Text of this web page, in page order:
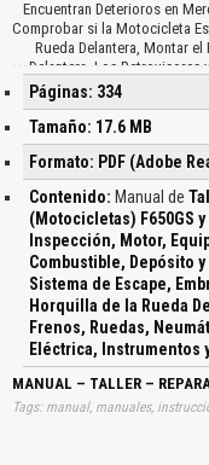
Páginas: 334
Tamaño: 17.6 MB
Formato: PDF (Adobe
Contenido: Manual de
(Motocicletas) F650GS y
Inspección, Motor,
Combustible, Depósito
Sistema de Escape,
Horquilla de la Rueda
Frenos, Ruedas,
Eléctrica, Instrumentos
MANUAL – TALLER –